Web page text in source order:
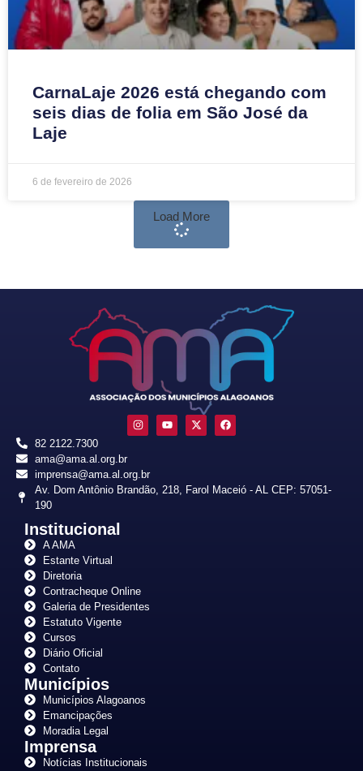
CarnaLaje 2026 está chegando com
seis dias de folia em São José da
Laje
6 de fevereiro de 2026
Load More
82 2122.7300
ama@ama.al.org.br
imprensa@ama.al.org.br
Av. Dom Antônio Brandão, 218, Farol Maceió - AL CEP: 57051-
190
Institucional
A AMA
Estante Virtual
Diretoria
Contracheque Online
Galeria de Presidentes
Estatuto Vigente
Cursos
Diário Oficial
Contato
Municípios
Municípios Alagoanos
Emancipações
Moradia Legal
Imprensa
Notícias Institucionais